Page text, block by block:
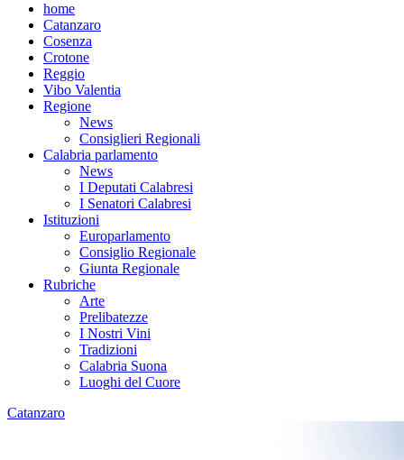
home
Catanzaro
Cosenza
Crotone
Reggio
Vibo Valentia
Regione
News
Consiglieri Regionali
Calabria parlamento
News
I Deputati Calabresi
I Senatori Calabresi
Istituzioni
Europarlamento
Consiglio Regionale
Giunta Regionale
Rubriche
Arte
Prelibatezze
I Nostri Vini
Tradizioni
Calabria Suona
Luoghi del Cuore
Catanzaro